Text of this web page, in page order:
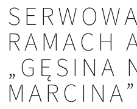
RAMACH
„GĘSINA
MARCINA”